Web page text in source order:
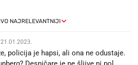
21.01.2023.
policija je hapsi, ali ona ne odustaje.
Desničare je ne šljive ni pol